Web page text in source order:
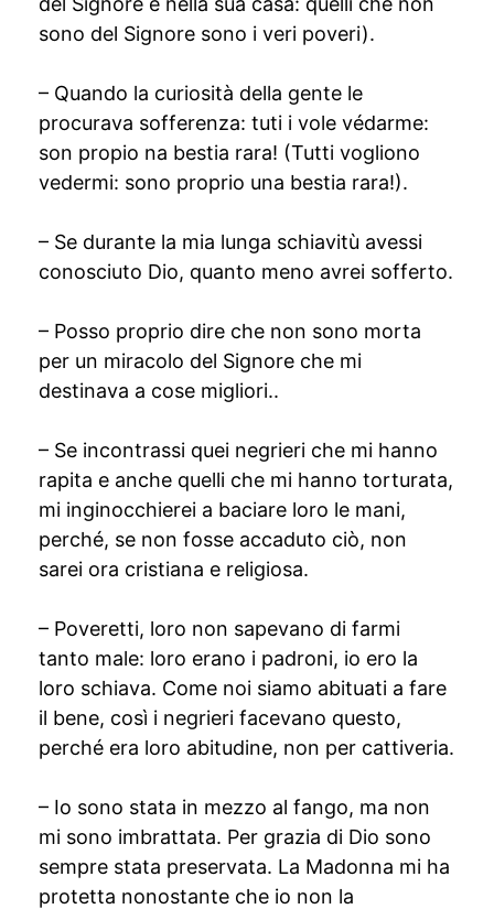
sono del Signore sono i veri poveri).
– Quando la curiosità della gente le
procurava sofferenza: tuti i vole védarme:
son propio na bestia rara! (Tutti vogliono
vedermi: sono proprio una bestia rara!).
– Se durante la mia lunga schiavitù avessi
conosciuto Dio, quanto meno avrei sofferto.
– Posso proprio dire che non sono morta
per un miracolo del Signore che mi
destinava a cose migliori..
– Se incontrassi quei negrieri che mi hanno
rapita e anche quelli che mi hanno torturata,
mi inginocchierei a baciare loro le mani,
perché, se non fosse accaduto ciò, non
sarei ora cristiana e religiosa.
– Poveretti, loro non sapevano di farmi
tanto male: loro erano i padroni, io ero la
loro schiava. Come noi siamo abituati a fare
il bene, così i negrieri facevano questo,
perché era loro abitudine, non per cattiveria.
– Io sono stata in mezzo al fango, ma non
mi sono imbrattata. Per grazia di Dio sono
sempre stata preservata. La Madonna mi ha
protetta nonostante che io non la